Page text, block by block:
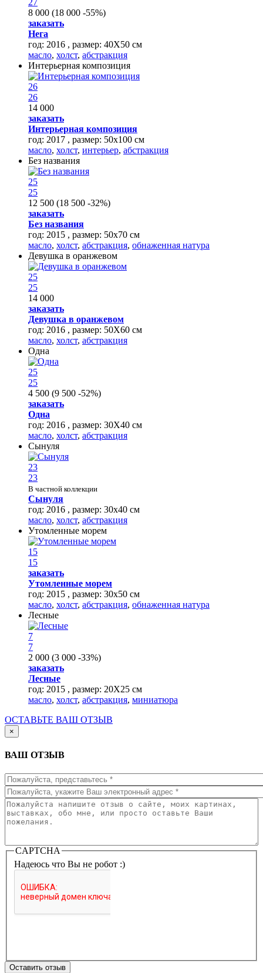
27
8 000 (18 000 -55%)
заказать
Нега
год: 2016 , размер: 40Х50 см
масло, холст, абстракция
Интерьерная композиция
26
26
14 000
заказать
Интерьерная композиция
год: 2017 , размер: 50х100 см
масло, холст, интерьер, абстракция
Без названия
25
25
12 500 (18 500 -32%)
заказать
Без названия
год: 2015 , размер: 50х70 см
масло, холст, абстракция, обнаженная натура
Девушка в оранжевом
25
25
14 000
заказать
Девушка в оранжевом
год: 2016 , размер: 50Х60 см
масло, холст, абстракция
Одна
25
25
4 500 (9 500 -52%)
заказать
Одна
год: 2016 , размер: 30Х40 см
масло, холст, абстракция
Сынуля
23
23
В частной коллекции
Сынуля
год: 2016 , размер: 30х40 см
масло, холст, абстракция
Утомленные морем
15
15
заказать
Утомленные морем
год: 2015 , размер: 30х50 см
масло, холст, абстракция, обнаженная натура
Лесные
7
7
2 000 (3 000 -33%)
заказать
Лесные
год: 2015 , размер: 20Х25 см
масло, холст, абстракция, миниатюра
ОСТАВЬТЕ ВАШ ОТЗЫВ
×
ВАШ ОТЗЫВ
Имя*
Емайл*
Ваш отзыв*
CAPTCHA
Надеюсь что Вы не робот :)